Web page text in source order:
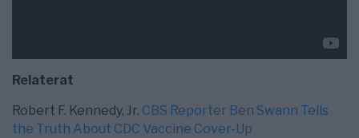
Relaterat
Robert F. Kennedy, Jr. CBS Reporter Ben Swann Tells
the Truth About CDC Vaccine Cover-Up